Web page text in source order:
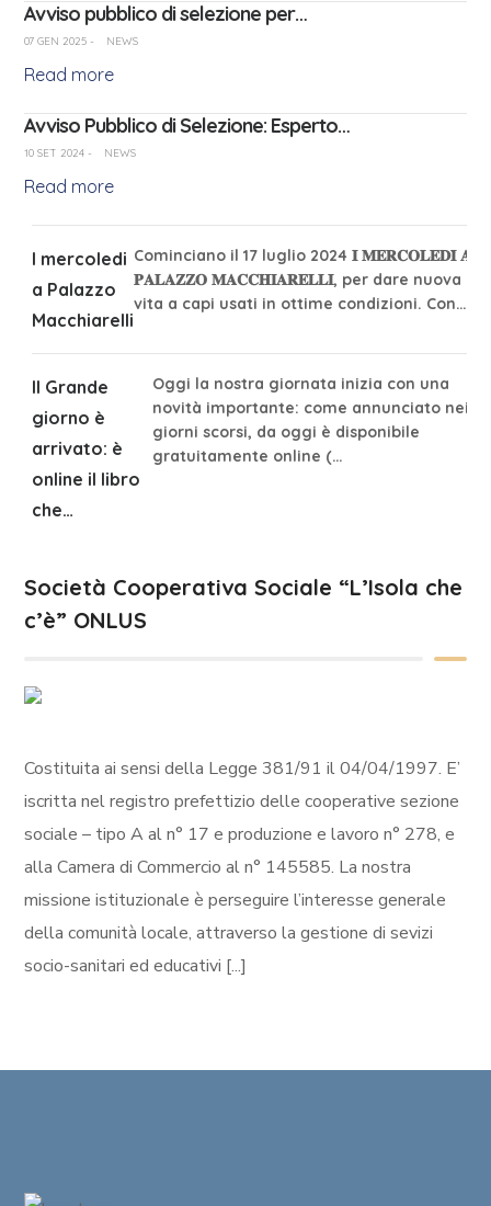
Avviso pubblico di selezione per…
07 GEN 2025 - NEWS
Read more
Avviso Pubblico di Selezione: Esperto…
10 SET 2024 - NEWS
Read more
I mercoledi
a Palazzo
Macchiarelli
Cominciano il 17 luglio 2024 𝐈 𝐌𝐄𝐑𝐂𝐎𝐋𝐄𝐃𝐈̀ 𝐀
𝐏𝐀𝐋𝐀𝐙𝐙𝐎 𝐌𝐀𝐂𝐂𝐇𝐈𝐀𝐑𝐄𝐋𝐋𝐈, per dare nuova
vita a capi usati in ottime condizioni. Con…
Il Grande
giorno è
arrivato: è
online il libro
che…
Oggi la nostra giornata inizia con una
novità importante: come annunciato nei
giorni scorsi, da oggi è disponibile
gratuitamente online (…
Società Cooperativa Sociale “L’Isola che
c’è” ONLUS
Costituita ai sensi della Legge 381/91 il 04/04/1997. E’
iscritta nel registro prefettizio delle cooperative sezione
sociale – tipo A al n° 17 e produzione e lavoro n° 278, e
alla Camera di Commercio al n° 145585. La nostra
missione istituzionale è perseguire l’interesse generale
della comunità locale, attraverso la gestione di sevizi
socio-sanitari ed educativi [...]